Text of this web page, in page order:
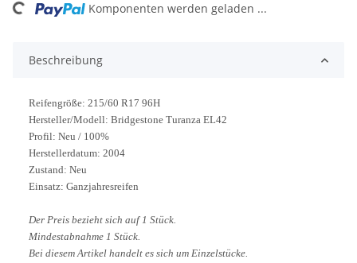
Loading... Komponenten werden geladen ...
Beschreibung
Reifengröße: 215/60 R17 96H
Hersteller/Modell: Bridgestone Turanza EL42
Profil: Neu / 100%
Herstellerdatum: 2004
Zustand: Neu
Einsatz: Ganzjahresreifen
Der Preis bezieht sich auf 1 Stück.
Mindestabnahme 1 Stück.
Bei diesem Artikel handelt es sich um Einzelstücke.